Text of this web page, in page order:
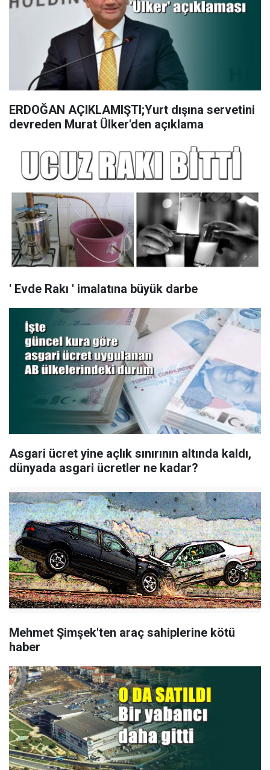
ERDOĞAN AÇIKLAMIŞTI;Yurt dışına servetini
devreden Murat Ülker'den açıklama
' Evde Rakı ' imalatına büyük darbe
Asgari ücret yine açlık sınırının altında kaldı,
dünyada asgari ücretler ne kadar?
Mehmet Şimşek'ten araç sahiplerine kötü
haber